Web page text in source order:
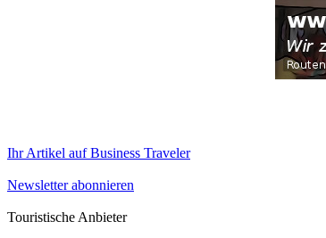
Ihr Artikel auf Business Traveler
Newsletter abonnieren
Touristische Anbieter